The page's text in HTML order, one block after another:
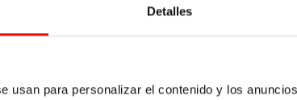
Detalles
usan para personalizar el contenido y los
sociales y de la historia
quedan así invitados a la
a nuestro país no deben volver a